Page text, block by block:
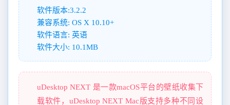
软件版本:3.2.2
兼容系统: OS X 10.10+
软件语言: 英语
软件大小: 10.1MB
uDesktop NEXT 是一款macOS平台的壁纸收集下
载软件，uDesktop NEXT Mac版支持多种不同设